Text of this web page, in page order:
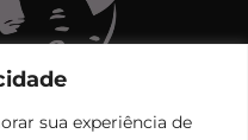
sua experiência de